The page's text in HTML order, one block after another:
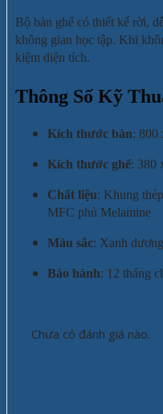
Bộ bàn ghế có thiết kế rời,
không gian học tập. Khi
kiệm diện tích.
Thông Số Kỹ
Kích thước bàn: 800
Kích thước ghế: 380
Chất liệu: Khung
MFC phủ Melamine
Màu sắc: Xanh
Bảo hành: 12 tháng
Chưa có đánh giá nào.